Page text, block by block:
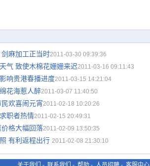
麻加工正当时2011-03-30 09:39:36
气 致使木棉花姗姗来迟2011-03-16 09:11:43
响贵港春播进度2011-03-15 14:21:04
花海惹人醉2011-03-07 11:40:50
欢喜闹元宵2011-02-18 10:20:26
职者热情2011-02-15 20:49:31
格大幅回落2011-02-09 13:50:35
有利返程出行 2011-02-08 21:30:10